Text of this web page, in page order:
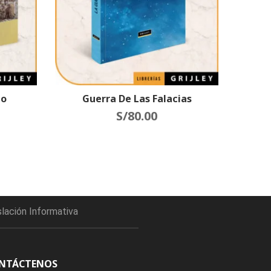
Guerra De Las Falacias
S/80.00
Informativa